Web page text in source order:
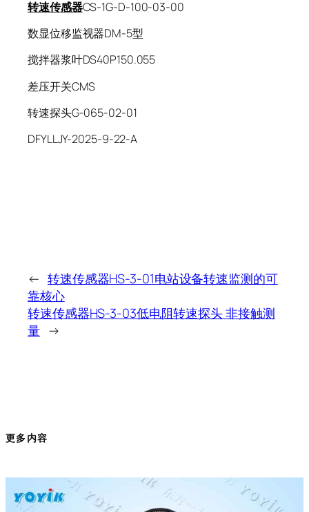
转速传感器CS-1G-D-100-03-00
数显位移监视器DM-5型
搅拌器浆叶DS40P150.055
差压开关CMS
转速探头G-065-02-01
DFYLLJY-2025-9-22-A
← 转速传感器HS-3-01电站设备转速监测的可
靠核心
转速传感器HS-3-03低电阻转速探头 非接触测
量 →
更多内容